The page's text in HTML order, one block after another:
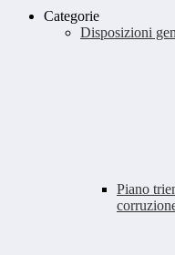
Categorie
Disposizioni
Piano